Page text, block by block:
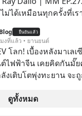
ได้เหมือนทุกครั้งที่เรา
ง ออกมาส่งสัญญาณเตื
ลังก่อตัวขึ้น จาก "ระ
สานเข้ากับ "ฟองสบู่ก
อย่างบ้าคลั่ง บทเรียนจาก
ร์ 500 ปี บอกอะไรเรา
ยนมือไปในทิศทางไหน
รก่อนที่ทุกอย่างจะสาย
ยืนยันแล้ว
งที่แล้ว • ยานยนต์
โลก! เบื้องหลังมาเล
ไฟฟ้าจีน เคยคิดกันมั๊
งเติบโตพุ่งทะยาน จะ
ดูทั้งหมด